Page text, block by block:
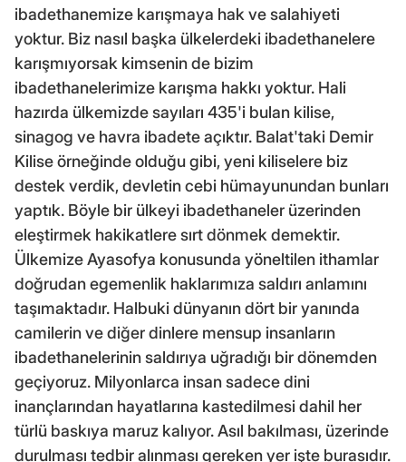
ibadethanemize karışmaya hak ve salahiyeti
yoktur. Biz nasıl başka ülkelerdeki ibadethanelere
karışmıyorsak kimsenin de bizim
ibadethanelerimize karışma hakkı yoktur. Hali
hazırda ülkemizde sayıları 435'i bulan kilise,
sinagog ve havra ibadete açıktır. Balat'taki Demir
Kilise örneğinde olduğu gibi, yeni kiliselere biz
destek verdik, devletin cebi hümayunundan bunları
yaptık. Böyle bir ülkeyi ibadethaneler üzerinden
eleştirmek hakikatlere sırt dönmek demektir.
Ülkemize Ayasofya konusunda yöneltilen ithamlar
doğrudan egemenlik haklarımıza saldırı anlamını
taşımaktadır. Halbuki dünyanın dört bir yanında
camilerin ve diğer dinlere mensup insanların
ibadethanelerinin saldırıya uğradığı bir dönemden
geçiyoruz. Milyonlarca insan sadece dini
inançlarından hayatlarına kastedilmesi dahil her
türlü baskıya maruz kalıyor. Asıl bakılması, üzerinde
durulması tedbir alınması gereken yer işte burasıdır.